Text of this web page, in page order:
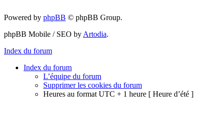
Powered by phpBB © phpBB Group.
phpBB Mobile / SEO by Artodia.
Index du forum
Index du forum
L’équipe du forum
Supprimer les cookies du forum
Heures au format UTC + 1 heure [ Heure d’été ]